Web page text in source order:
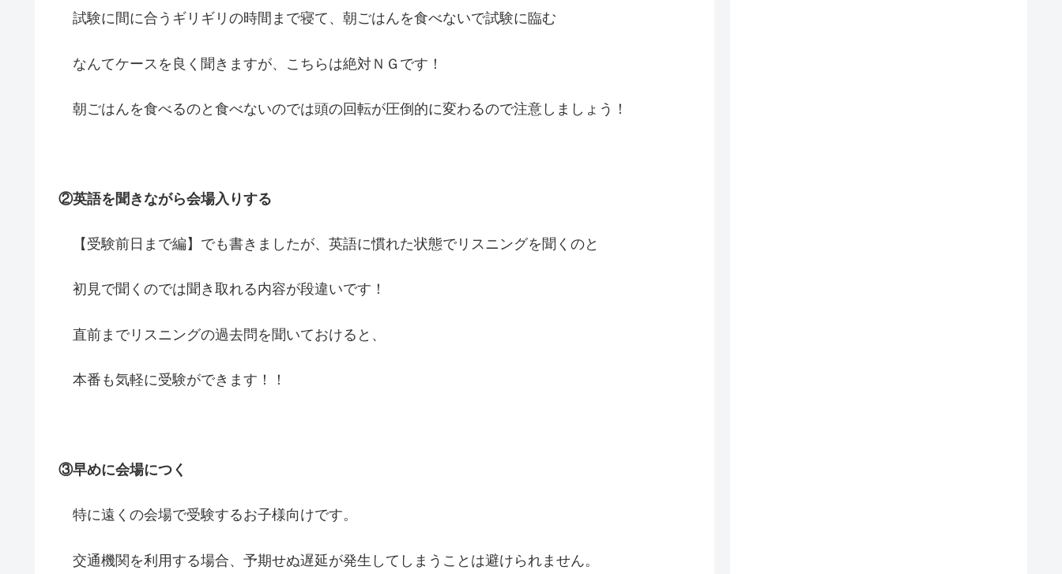
試験に間に合うギリギリの時間まで寝て、朝ごはんを食べないで試験に臨む
なんてケースを良く聞きますが、こちらは絶対ＮＧです！
朝ごはんを食べるのと食べないのでは頭の回転が圧倒的に変わるので注意しましょう！
②英語を聞きながら会場入りする
【受験前日まで編】でも書きましたが、英語に慣れた状態でリスニングを聞くのと
初見で聞くのでは聞き取れる内容が段違いです！
直前までリスニングの過去問を聞いておけると、
本番も気軽に受験ができます！！
③早めに会場につく
特に遠くの会場で受験するお子様向けです。
交通機関を利用する場合、予期せぬ遅延が発生してしまうことは避けられません。